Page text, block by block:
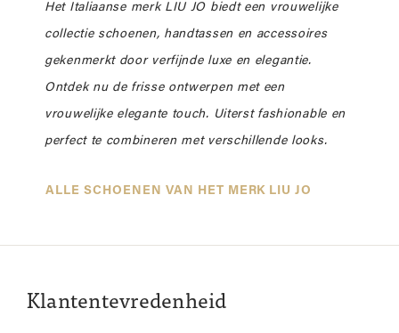
Het Italiaanse merk LIU JO biedt een vrouwelijke
collectie schoenen, handtassen en accessoires
gekenmerkt door verfijnde luxe en elegantie.
Ontdek nu de frisse ontwerpen met een
vrouwelijke elegante touch. Uiterst fashionable en
perfect te combineren met verschillende looks.
ALLE SCHOENEN VAN HET MERK LIU JO
Klantentevredenheid